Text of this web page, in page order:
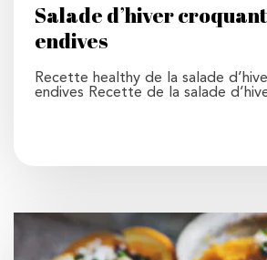
Salade d’hiver
endives
Recette healthy de la salade
endives Recette de la salade